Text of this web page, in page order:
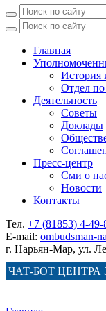
Главная
История
Отдел
Деятельность
Советы
Доклады
Пресс-центр
Сми о
Новости
Контакты
Тел. +7 (81853) 4-49-
E-mail: ombudsman-
г. Нарьян-Мар, ул.
ЧАТ-БОТ